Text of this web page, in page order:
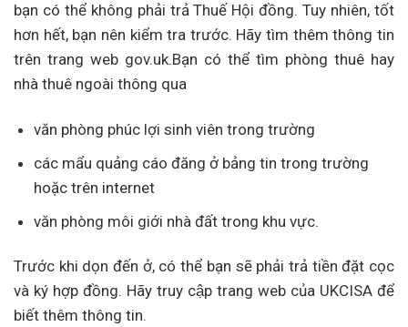
bạn có thể không phải trả Thuế Hội đồng. Tuy nhiên, tốt
hơn hết, bạn nên kiểm tra trước. Hãy tìm thêm thông tin
trên trang web gov.uk.Bạn có thể tìm phòng thuê hay
nhà thuê ngoài thông qua
văn phòng phúc lợi sinh viên trong trường
các mẩu quảng cáo đăng ở bảng tin trong trường
hoặc trên internet
văn phòng môi giới nhà đất trong khu vực.
Trước khi dọn đến ở, có thể bạn sẽ phải trả tiền đặt cọc
và ký hợp đồng. Hãy truy cập trang web của UKCISA để
biết thêm thông tin.